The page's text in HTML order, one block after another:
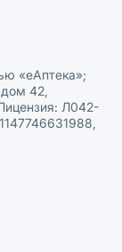
«еАптека»;
42,
Л042-